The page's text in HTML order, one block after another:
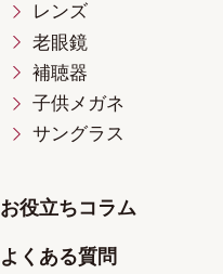
レンズ
老眼鏡
補聴器
子供メガネ
サングラス
お役立ちコラム
よくある質問